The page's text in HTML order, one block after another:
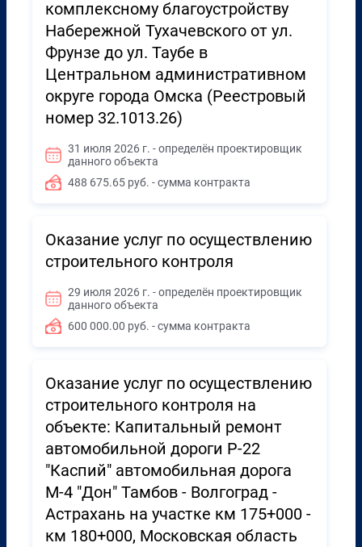
комплексному благоустройству
Набережной Тухачевского от ул.
Фрунзе до ул. Таубе в
Центральном административном
округе города Омска (Реестровый
номер 32.1013.26)
31 июля 2026 г. - определён проектировщик
данного объекта
488 675.65 руб. - сумма контракта
Оказание услуг по осуществлению
строительного контроля
29 июля 2026 г. - определён проектировщик
данного объекта
600 000.00 руб. - сумма контракта
Оказание услуг по осуществлению
строительного контроля на
объекте: Капитальный ремонт
автомобильной дороги Р-22
"Каспий" автомобильная дорога
М-4 "Дон" Тамбов - Волгоград -
Астрахань на участке км 175+000 -
км 180+000, Московская область